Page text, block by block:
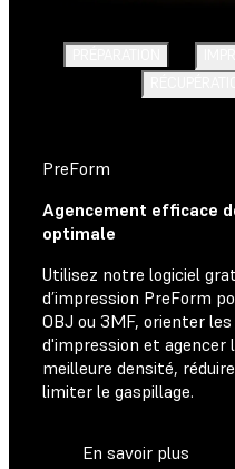
PreForm
Agencement efficace
optimale
Utilisez notre logiciel
d’impression PreForm
OBJ ou 3MF, orienter
d'impression et agencer
meilleure densité,
limiter le gaspillage.
En savoir plus